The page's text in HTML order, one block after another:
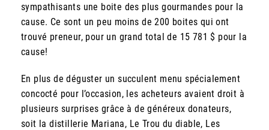
sympathisants une boite des plus gourmandes pour la
cause. Ce sont un peu moins de 200 boites qui ont
trouvé preneur, pour un grand total de 15 781 $ pour la
cause!
En plus de déguster un succulent menu spécialement
concocté pour l’occasion, les acheteurs avaient droit à
plusieurs surprises grâce à de généreux donateurs,
soit la distillerie Mariana, Le Trou du diable, Les